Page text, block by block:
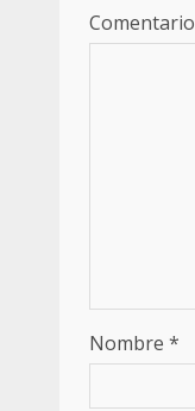
Comentario
Nombre *